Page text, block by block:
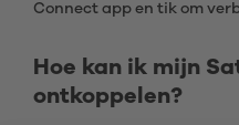
Connect app en tik om
Hoe kan ik mijn
ontkoppelen?